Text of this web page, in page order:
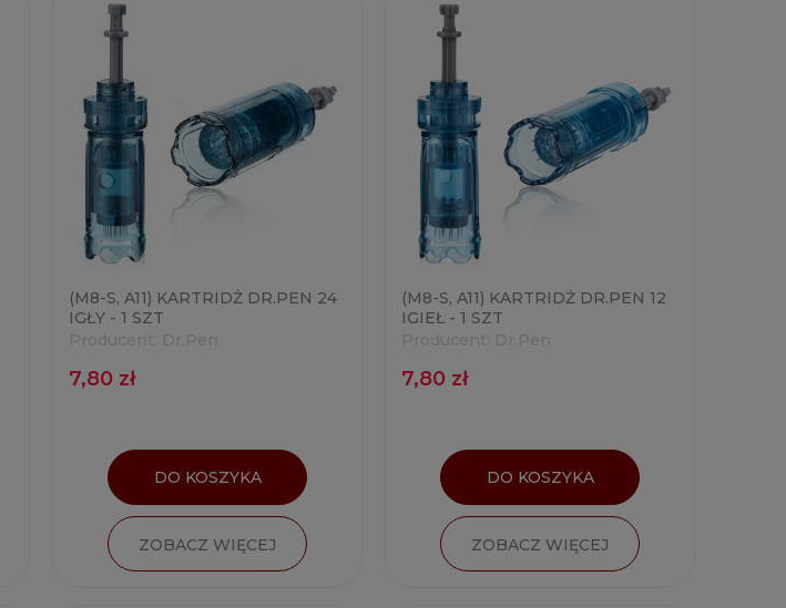
(M8-S, A11) KARTRIDŻ DR.PEN 24
IGŁY - 1 SZT
7,80 zł
DO KOSZYKA
ZOBACZ WIĘCEJ
(M8-S, A11) KARTRIDŻ DR.PEN 12
IGIEŁ - 1 SZT
7,80 zł
DO KOSZYKA
ZOBACZ WIĘCEJ